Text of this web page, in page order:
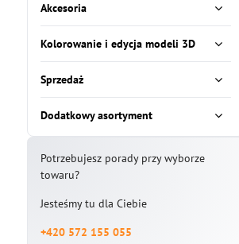
Akcesoria
Kolorowanie i edycja modeli 3D
Sprzedaż
Dodatkowy asortyment
Potrzebujesz porady przy wyborze
towaru?
Jesteśmy tu dla Ciebie
+420 572 155 055